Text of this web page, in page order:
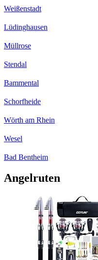
Weißenstadt
Lüdinghausen
Müllrose
Stendal
Bammental
Schorfheide
Wörth am Rhein
Wesel
Bad Bentheim
Angelruten